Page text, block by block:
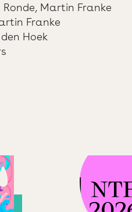
Martin Franke
Franke
Hoek